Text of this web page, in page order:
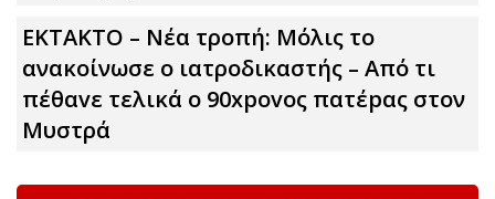
ΕΚΤΑΚΤΟ – Νέα τροπή: Μόλις το
ανακοίνωσε ο ιατροδικαστής – Από τι
πέθαvε τελικά ο 90xpovoς πατέpας στον
Μυστρά